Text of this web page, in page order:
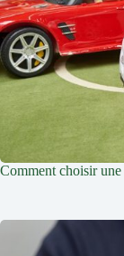
Comment choisir